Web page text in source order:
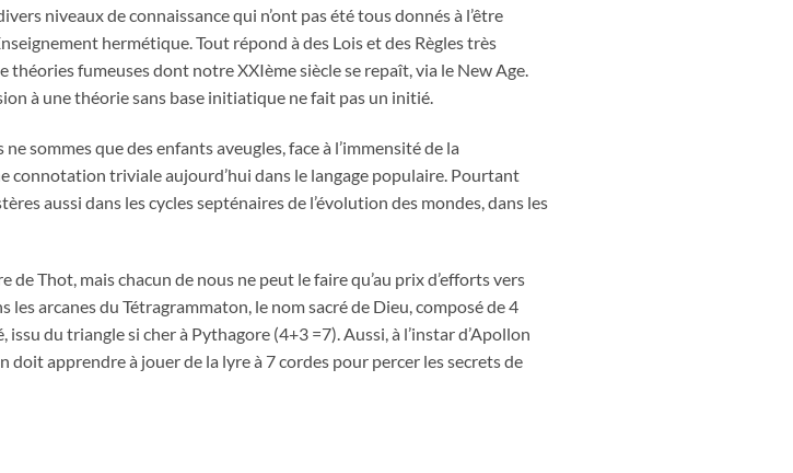
niveaux de connaissance qui n’ont pas été tous donnés à l’être
hermétique. Tout répond à des Lois et des Règles très
fumeuses dont notre XXIème siècle se repaît, via le New Age.
à une théorie sans base initiatique ne fait pas un initié.
sommes que des enfants aveugles, face à l’immensité de la
connotation triviale aujourd’hui dans le langage populaire. Pourtant
aussi dans les cycles septénaires de l’évolution des mondes, dans les
Thot, mais chacun de nous ne peut le faire qu’au prix d’efforts vers
arcanes du Tétragrammaton, le nom sacré de Dieu, composé de 4
du triangle si cher à Pythagore (4+3 =7). Aussi, à l’instar d’Apollon
doit apprendre à jouer de la lyre à 7 cordes pour percer les secrets de